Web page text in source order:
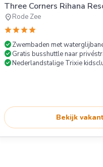
Three Corners Rihana
location_onRode Zee
starstarstarstar
check_circleZwembaden met
check_circleGratis busshuttle naar
check_circleNederlandstalige Trixie
Bekijk